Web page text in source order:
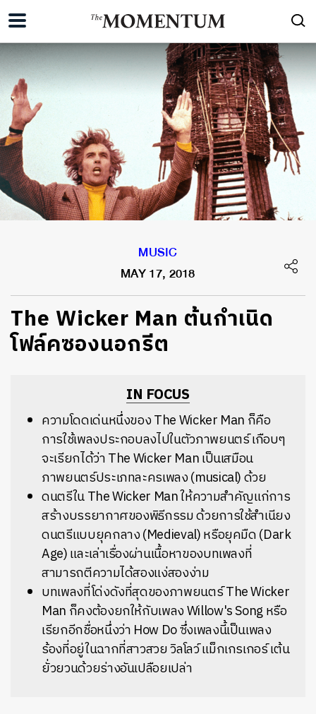
MUSIC
MAY 17, 2018
The Wicker Man ต้นกำเนิด
โฟล์คซองนอกรีต
IN FOCUS
ความโดดเด่นหนึ่งของ The Wicker Man ก็คือ
การใช้เพลงประกอบลงไปในตัวภาพยนตร์ เกือบๆ
จะเรียกได้ว่า The Wicker Man เป็นเสมือน
ภาพยนตร์ประเภทละครเพลง (musical) ด้วย
ดนตรีใน The Wicker Man ให้ความสำคัญแก่การ
สร้างบรรยากาศของพิธีกรรม ด้วยการใช้สำเนียง
ดนตรีแบบยุคกลาง (Medieval) หรือยุคมืด (Dark
Age) และเล่าเรื่องผ่านเนื้อหาของบทเพลงที่
สามารถตีความได้สองแง่สองง่าม
บทเพลงที่โด่งดังที่สุดของภาพยนตร์ The Wicker
Man ก็คงต้องยกให้กับเพลง Willow's Song หรือ
เรียกอีกชื่อหนึ่งว่า How Do ซึ่งเพลงนี้เป็นเพลง
ร้องที่อยู่ในฉากที่สาวสวย วิลโลว์ แม็กเกรเกอร์ เต้น
ยั่วยวนด้วยร่างอันเปลือยเปล่า